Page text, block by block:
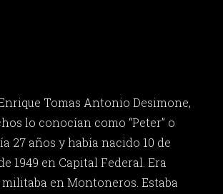
Tomas Antonio Desimone,
lo conocían como “Peter” o
27 años y había nacido 10 de
1949 en Capital Federal. Era
en Montoneros. Estaba